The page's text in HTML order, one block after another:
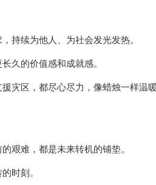
持续为他人、为社会发光发热。
久的价值感和成就感。
灾区，都尽心尽力，像蜡烛一样温
艰难，都是未来转机的铺垫。
时刻。